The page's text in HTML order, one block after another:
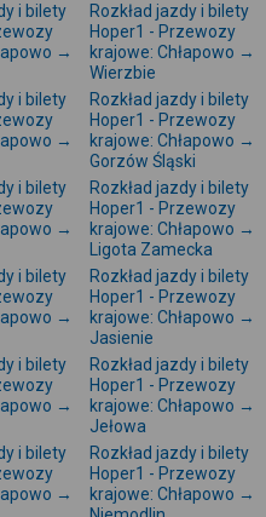
i bilety
→
Rozkład jazdy i bilety
Hoper1 - Przewozy
krajowe: Chłapowo →
Wierzbie
i bilety
→
Rozkład jazdy i bilety
Hoper1 - Przewozy
krajowe: Chłapowo →
Gorzów Śląski
i bilety
→
Rozkład jazdy i bilety
Hoper1 - Przewozy
krajowe: Chłapowo →
Ligota Zamecka
i bilety
→
Rozkład jazdy i bilety
Hoper1 - Przewozy
krajowe: Chłapowo →
Jasienie
i bilety
→
Rozkład jazdy i bilety
Hoper1 - Przewozy
krajowe: Chłapowo →
Jełowa
i bilety
→
Rozkład jazdy i bilety
Hoper1 - Przewozy
krajowe: Chłapowo →